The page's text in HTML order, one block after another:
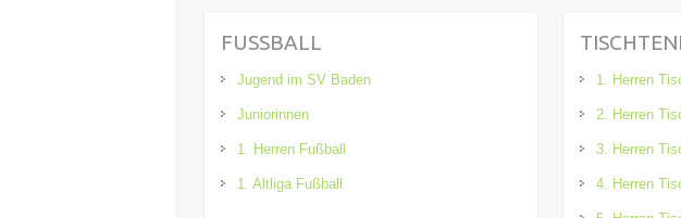
FUSSBALL
Jugend im SV Baden
Juniorinnen
1. Herren Fußball
1. Altliga Fußball
1. Herren
2. Herren
3. Herren
4. Herren